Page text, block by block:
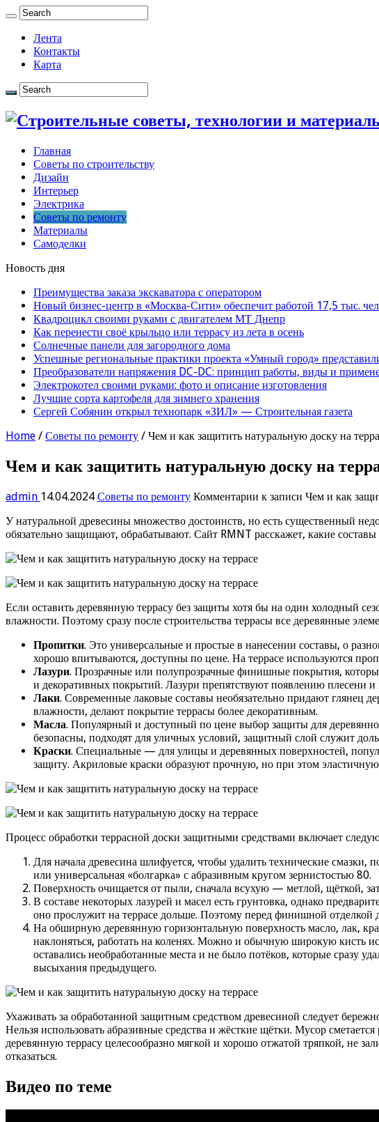
Лента
Контакты
Карта
Главная
Советы по строительству
Дизайн
Интерьер
Электрика
Советы по ремонту
Материалы
Самоделки
Новость дня
Преимущества заказа экскаватора с оператором
Новый бизнес-центр в «Москва-Сити» обеспечит работой 17,5 тыс.
Квадроцикл своими руками с двигателем МТ Днепр
Как перенести своё крыльцо или террасу из лета в осень
Солнечные панели для загородного дома
Успешные региональные практики проекта «Умный город»
Преобразователи напряжения DC-DC: принцип работы, виды и
Электрокотел своими руками: фото и описание изготовления
Лучшие сорта картофеля для зимнего хранения
Сергей Собянин открыл технопарк «ЗИЛ» — Строительная газета
Home / Советы по ремонту / Чем и как защитить натуральную доску на
Чем и как защитить натуральную доску на
admin 14.04.2024 Советы по ремонту Комментарии к записи Чем и как
У натуральной древесины множество достоинств, но есть существенный
обязательно защищают, обрабатывают. Сайт RMNT расскажет, какие
Если оставить деревянную террасу без защиты хотя бы на один холодный
влажности. Поэтому сразу после строительства террасы все деревянные
Пропитки. Это универсальные и простые в нанесении составы, о
хорошо впитываются, доступны по цене. На террасе используются
Лазури. Прозрачные или полупрозрачные финишные покрытия,
и декоративных покрытий. Лазури препятствуют появлению плесени
Лаки. Современные лаковые составы необязательно придают глянец
влажности, делают покрытие террасы более декоративным.
Масла. Популярный и доступный по цене выбор защиты для
безопасны, подходят для уличных условий, защитный слой служит
Краски. Специальные — для улицы и деревянных поверхностей,
защиту. Акриловые краски образуют прочную, но при этом
Процесс обработки террасной доски защитными средствами включает
Для начала древесина шлифуется, чтобы удалить технические
или универсальная «болгарка» с абразивным кругом зернистостью 80.
Поверхность очищается от пыли, сначала всухую — метлой, щёткой,
В составе некоторых лазурей и масел есть грунтовка, однако
оно прослужит на террасе дольше. Поэтому перед финишной отделкой
На обширную деревянную горизонтальную поверхность масло, лак,
наклоняться, работать на коленях. Можно и обычную широкую кисть
оставались необработанные места и не было потёков, которые сразу
высыхания предыдущего.
Ухаживать за обработанной защитным средством древесиной следует
Нельзя использовать абразивные средства и жёсткие щётки. Мусор
деревянную террасу целесообразно мягкой и хорошо отжатой тряпкой, не
отказаться.
Видео по теме